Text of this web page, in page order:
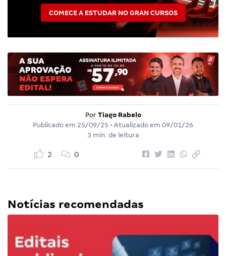
COMECE A ESTUDAR NO GRAN CURSOS
Por Tiago Rabelo
Publicado em 25/09/25 • Atualizado em 09/01/26
3 min. de leitura
2 0
Notícias recomendadas